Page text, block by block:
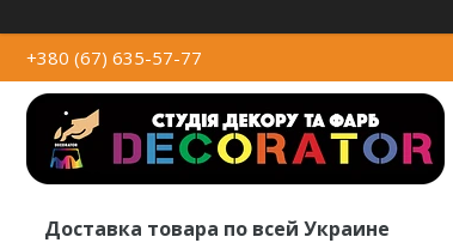
+380 (67) 635-57-77
Доставка товара по всей Украине